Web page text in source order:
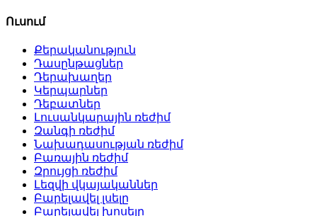
Ուսում
Քերականություն
Դասընթացներ
Դերախաղեր
Կերպարներ
Դեբատներ
Լուսանկարային ռեժիմ
Զանգի ռեժիմ
Նախադասության ռեժիմ
Բառային ռեժիմ
Զրույցի ռեժիմ
Լեզվի վկայականներ
Բարելավել լսելը
Բարելավել խոսելը